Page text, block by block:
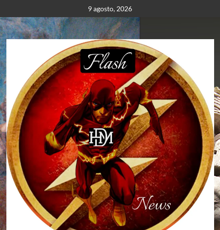
al
contenido
9 agosto, 2026